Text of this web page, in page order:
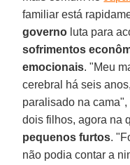
familiar está
governo luta para
sofrimentos
emocionais. "Meu
cerebral há seis
paralisado na
dois filhos, agora na
pequenos furtos.
não podia contar a